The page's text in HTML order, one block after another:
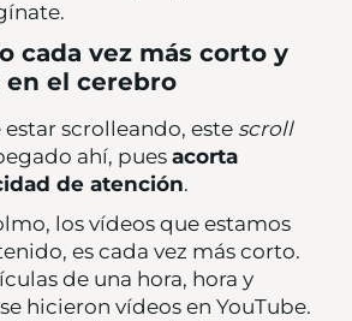
cada vez más corto y
el cerebro
estar scrolleando, este scroll
ahí, pues acorta
de atención.
los vídeos que estamos
es cada vez más corto.
de una hora, hora y
hicieron vídeos en YouTube.